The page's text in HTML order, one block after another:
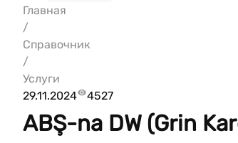
Главная
/
Справочник
/
Услуги
29.11.2024
4527
ABŞ-na DW (Grin